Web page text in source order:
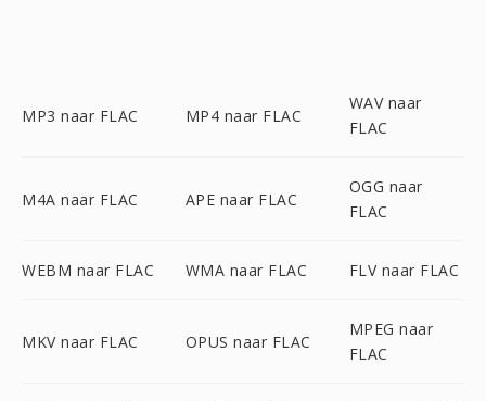
MP3 naar FLAC MP4 naar FLAC
WAV naar
FLAC
M4A naar FLAC APE naar FLAC
OGG naar
FLAC
WEBM naar FLAC WMA naar FLAC FLV naar FLAC
MKV naar FLAC OPUS naar FLAC
MPEG naar
FLAC